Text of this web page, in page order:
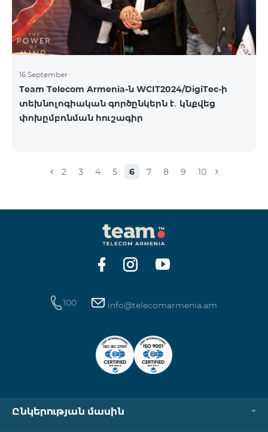
16 September
Team Telecom Armenia-ն WCIT2024/DigiTec-ի
տեխնոլոգիական գործընկերն է․ կնքվեց
փոխըմբռնման հուշագիր
2 3 4 5 6 7 8 9 10
100 info@telecomarmenia.am
Ընկերության մասին